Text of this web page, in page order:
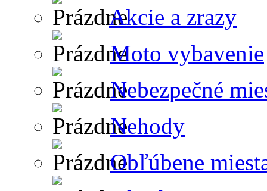
Akcie a zrazy
Moto vybavenie
Nebezpečné
Nehody
Obľúbene